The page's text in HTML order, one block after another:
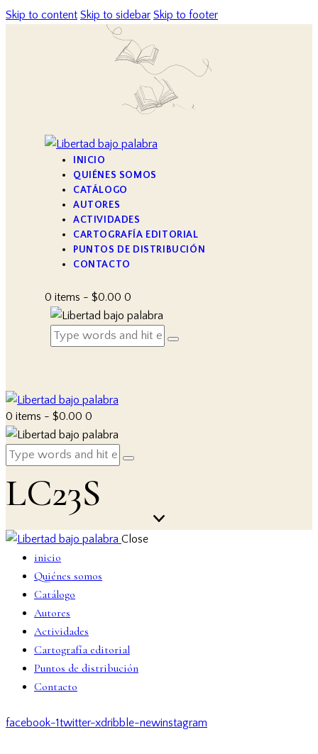
Skip to content Skip to sidebar Skip to footer
INICIO
QUIÉNES SOMOS
CATÁLOGO
AUTORES
ACTIVIDADES
CARTOGRAFÍA EDITORIAL
PUNTOS DE DISTRIBUCIÓN
CONTACTO
0 items - $0.00 0
0 items - $0.00 0
LC23S
Close
inicio
Quiénes somos
Catálogo
Autores
Actividades
Cartografía editorial
Puntos de distribución
Contacto
facebook-1twitter-xdribble-newinstagram